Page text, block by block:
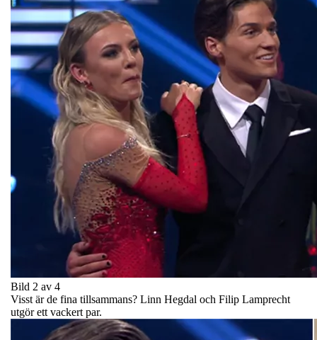
Bild 2 av 4
Visst är de fina tillsammans? Linn Hegdal och Filip Lamprecht
utgör ett vackert par.